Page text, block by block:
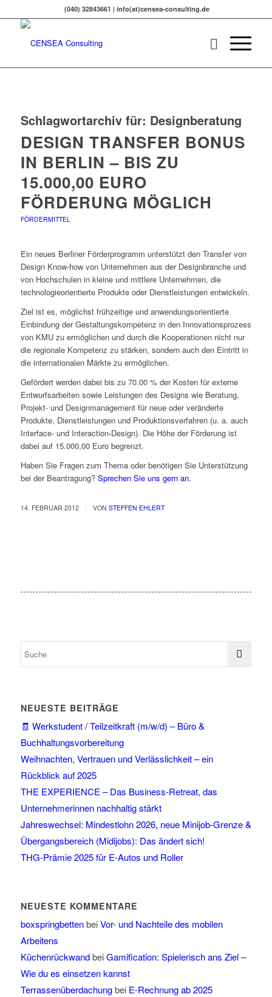
(040) 32843661 | info(at)censea-consulting.de
Schlagwortarchiv für: Designberatung
DESIGN TRANSFER BONUS
IN BERLIN – BIS ZU
15.000,00 EURO
FÖRDERUNG MÖGLICH
FÖRDERMITTEL
Ein neues Berliner Förderprogramm unterstützt den Transfer von
Design Know-how von Unternehmen aus der Designbranche und
von Hochschulen in kleine und mittlere Unternehmen, die
technologieorientierte Produkte oder Dienstleistungen entwickeln.
Ziel ist es, möglichst frühzeitige und anwendungsorientierte
Einbindung der Gestaltungskompetenz in den Innovationsprozess
von KMU zu ermöglichen und durch die Kooperationen nicht nur
die regionale Kompetenz zu stärken, sondern auch den Eintritt in
die internationalen Märkte zu ermöglichen.
Gefördert werden dabei bis zu 70.00 % der Kosten für externe
Entwurfsarbeiten sowie Leistungen des Designs wie Beratung,
Projekt- und Designmanagement für neue oder veränderte
Produkte, Dienstleistungen und Produktionsverfahren (u. a. auch
Interface- und Interaction-Design). Die Höhe der Förderung ist
dabei auf 15.000,00 Euro begrenzt.
Haben Sie Fragen zum Thema oder benötigen Sie Unterstützung
bei der Beantragung? Sprechen Sie uns gern an.
14. FEBRUAR 2012 / VON STEFFEN EHLERT
NEUESTE BEITRÄGE
🧾 Werkstudent / Teilzeitkraft (m/w/d) – Büro &
Buchhaltungsvorbereitung
Weihnachten, Vertrauen und Verlässlichkeit – ein
Rückblick auf 2025
THE EXPERIENCE – Das Business-Retreat, das
Unternehmerinnen nachhaltig stärkt
Jahreswechsel: Mindestlohn 2026, neue Minijob-Grenze &
Übergangsbereich (Midijobs): Das ändert sich!
THG-Prämie 2025 für E-Autos und Roller
NEUESTE KOMMENTARE
boxspringbettenbeiVor- und Nachteile des mobilen
Arbeitens
KüchenrückwandbeiGamification: Spielerisch ans Ziel –
Wie du es einsetzen kannst
Terrassenüberdachungbei E-Rechnung ab 2025